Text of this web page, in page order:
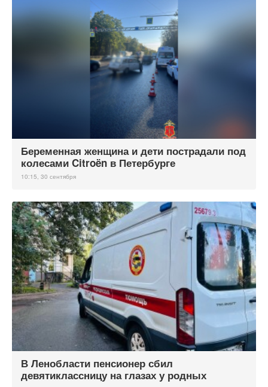
Беременная женщина и дети пострадали под
колесами Citroën в Петербурге
10:15, 30 сентября
В Ленобласти пенсионер сбил
девятиклассницу на глазах у родных